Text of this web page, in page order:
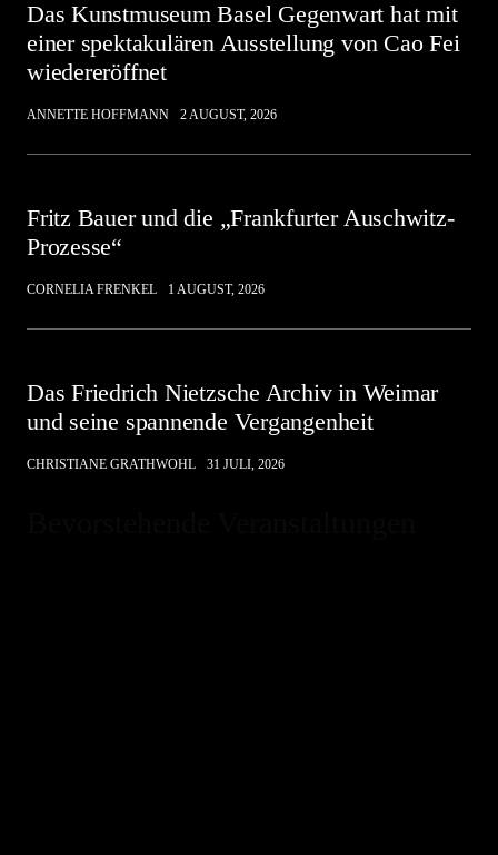
Das Kunstmuseum Basel Gegenwart hat mit
einer spektakulären Ausstellung von Cao Fei
wiedereröffnet
ANNETTE HOFFMANN 2 AUGUST, 2026
Fritz Bauer und die „Frankfurter Auschwitz-
Prozesse“
CORNELIA FRENKEL 1 AUGUST, 2026
Das Friedrich Nietzsche Archiv in Weimar
und seine spannende Vergangenheit
CHRISTIANE GRATHWOHL 31 JULI, 2026